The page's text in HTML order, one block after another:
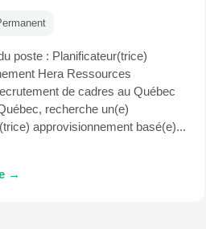
poste : Planificateur(trice)
Hera Ressources
de cadres au Québec
recherche un(e)
approvisionnement basé(e)...
→